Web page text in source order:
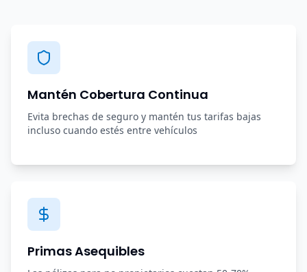
Mantén Cobertura Continua
Evita brechas de seguro y mantén tus tarifas bajas
incluso cuando estés entre vehículos
Primas Asequibles